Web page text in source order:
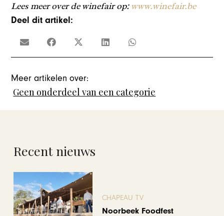
Lees meer over de winefair op: www.winefair.be
Deel dit artikel:
Meer artikelen over:
Geen onderdeel van een categorie
Recent nieuws
CHAPEAU TV
Noorbeek Foodfest